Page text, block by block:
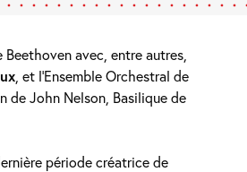
Beethoven avec, entre autres,
, et l’Ensemble Orchestral de
de John Nelson, Basilique de
période créatrice de